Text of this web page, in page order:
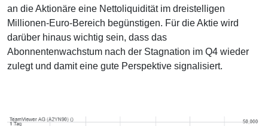
an die Aktionäre eine Nettoliquidität im dreistelligen
Millionen-Euro-Bereich begünstigen. Für die Aktie wird
darüber hinaus wichtig sein, dass das
Abonnentenwachstum nach der Stagnation im Q4 wieder
zulegt und damit eine gute Perspektive signalisiert.